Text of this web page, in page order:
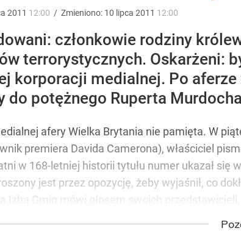
2011 12:00 / Zmieniono: 10 lipca 2011 12:00
członkowie rodziny
terrorystycznych. Oskarżeni:
korporacji medialnej. Po
do potężnego Ruperta
afery Wielka Brytania nie pamięta. W
premiera Davida Camerona), właściciel
w 168-letniej historii tytułu numer ukazał się
jest przez opozycję, żeby wyjaśnił, co
Izba Gmin mówi głosem swoich